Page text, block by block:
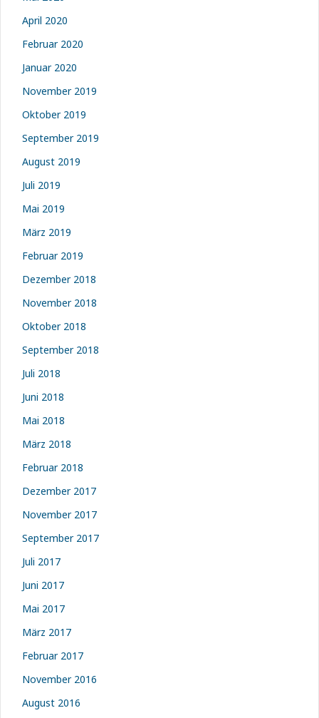
April 2020
Februar 2020
Januar 2020
November 2019
Oktober 2019
September 2019
August 2019
Juli 2019
Mai 2019
März 2019
Februar 2019
Dezember 2018
November 2018
Oktober 2018
September 2018
Juli 2018
Juni 2018
Mai 2018
März 2018
Februar 2018
Dezember 2017
November 2017
September 2017
Juli 2017
Juni 2017
Mai 2017
März 2017
Februar 2017
November 2016
August 2016